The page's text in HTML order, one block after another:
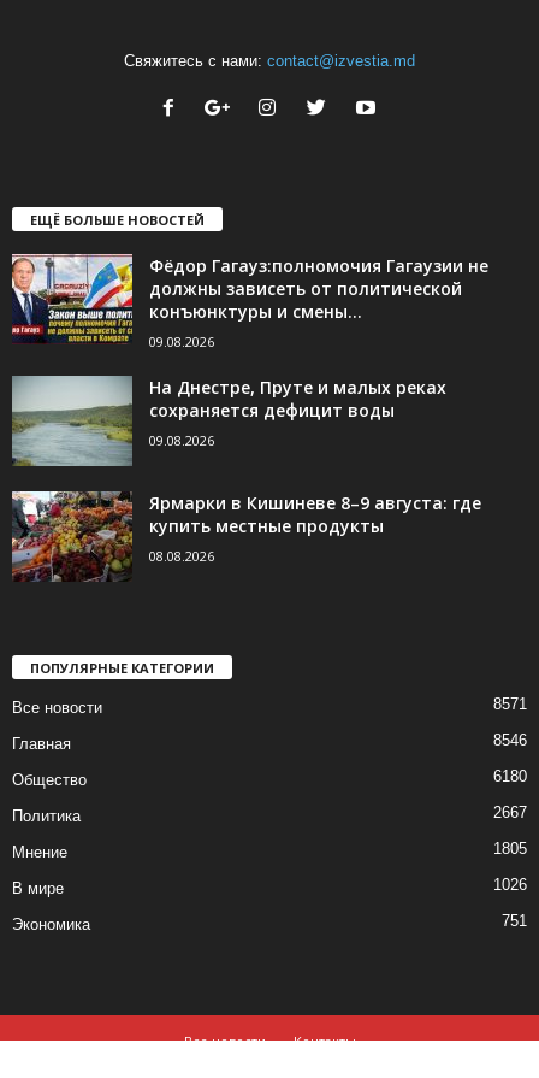
Свяжитесь с нами: contact@izvestia.md
ЕЩЁ БОЛЬШЕ НОВОСТЕЙ
Фёдор Гагауз:полномочия Гагаузии не
должны зависеть от политической
конъюнктуры и смены...
09.08.2026
На Днестре, Пруте и малых реках
сохраняется дефицит воды
09.08.2026
Ярмарки в Кишиневе 8–9 августа: где
купить местные продукты
08.08.2026
ПОПУЛЯРНЫЕ КАТЕГОРИИ
Все новости 8571
Главная 8546
Общество 6180
Политика 2667
Мнение 1805
В мире 1026
Экономика 751
Все новости
Контакты